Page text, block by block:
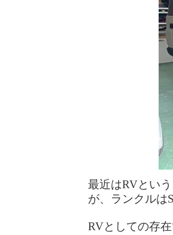
最近はRVとい
が、ランクルは
RVとしての存